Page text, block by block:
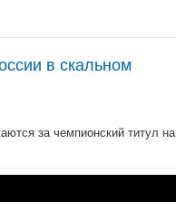
в скальном
за чемпионский титул на